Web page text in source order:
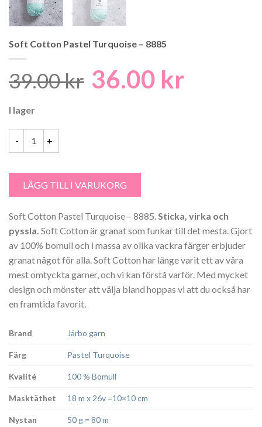
Soft Cotton Pastel Turquoise – 8885
39.00kr Det
36.00 kr
I lager
LÄGG TILL I VARUKORG
Soft Cotton Pastel Turquoise – 8885.Sticka, virka och
pyssla. Soft Cotton är granat som funkar till det mesta. Gjort
av 100% bomull och i massa av olika vackra färger erbjuder
granat något för alla. Soft Cotton har länge varit ett av våra
mest omtyckta garner, och vi kan förstå varför. Med mycket
design och mönster att välja bland hoppas vi att du också har
en framtida favorit.
Brand Järbo garn
Färg Pastel Turquoise
Kvalité 100 % Bomull
Masktäthet 18 m x 26v =10×10 cm
Nystan 50 g = 80 m